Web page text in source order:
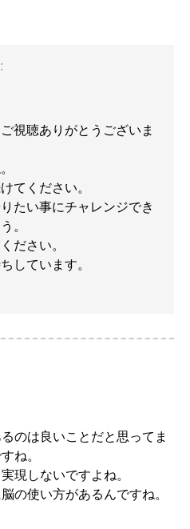
視聴ありがとうございま
てください。
たい事にチャレンジでき
。
ださい。
しています。
のは良いことだと思ってま
ね。
現しないですよね。
の使い方があるんですね。